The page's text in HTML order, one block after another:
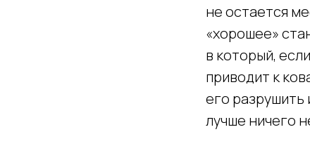
не остается
«хорошее»
в который,
приводит к
его разрушить
лучше ничего